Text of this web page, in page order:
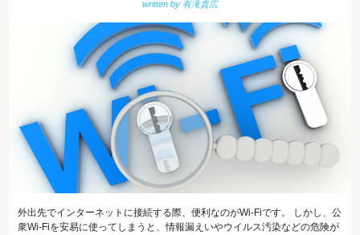
外出先でインターネットに接続する際、便利なのがWi-Fiです。 しかし、公
衆Wi-Fiを安易に使ってしまうと、情報漏えいやウイルス汚染などの危険が